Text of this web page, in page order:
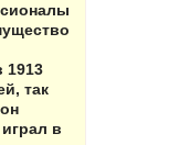
1913
так
в